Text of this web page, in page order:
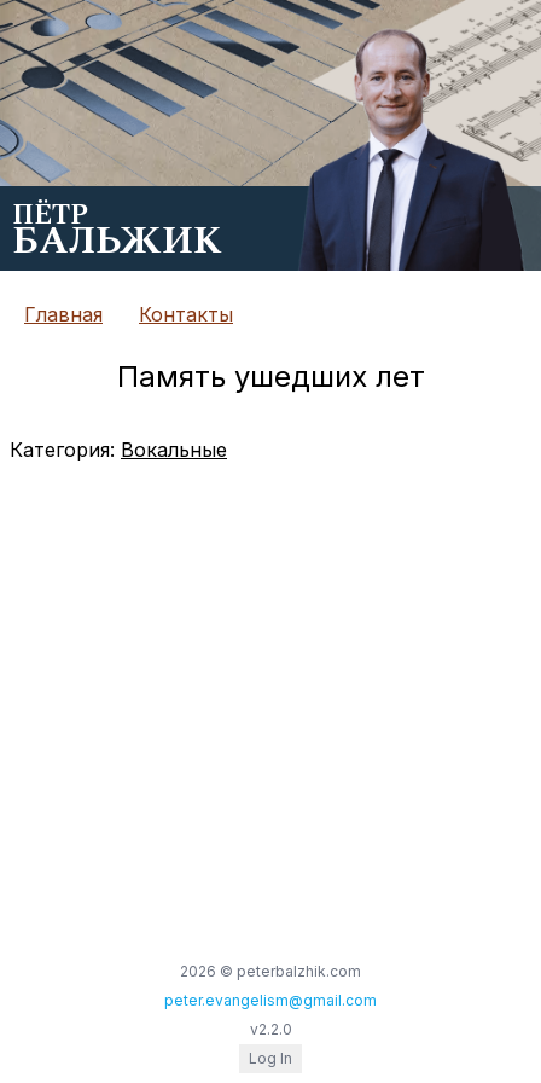
ПЁТР
БАЛЬЖИК
Главная Контакты
Память ушедших лет
Категория: Вокальные
2026 © peterbalzhik.com
peter.evangelism@gmail.com
v2.2.0
Log In